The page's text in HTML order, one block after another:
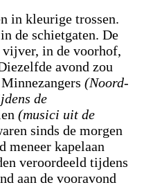
in kleurige trossen.
de schietgaten. De
vijver, in de voorhof,
avond zou
(Noord-
de
(musici uit de
sinds de morgen
meneer kapelaan
veroordeeld tijdens
aan de vooravond